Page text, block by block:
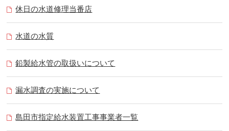
休日の水道修理当番店
水道の水質
鉛製給水管の取扱いについて
漏水調査の実施について
島田市指定給水装置工事事業者一覧